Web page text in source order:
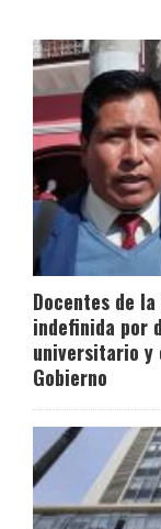
Docentes de
indefinida por
universitario
Gobierno